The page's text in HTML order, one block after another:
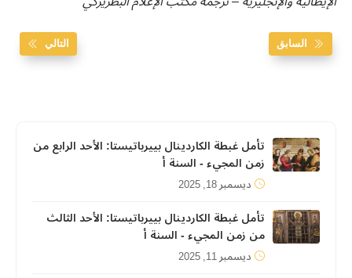
السابق التالي
تأمل غبطة الكاردينال بييرباتيستا: الأحد الرابع من
زمن المجيء - السنة أ
ديسمبر 18, 2025
تأمل غبطة الكاردينال بييرباتيستا: الأحد الثالث
من زمن المجيء - السنة أ
ديسمبر 11, 2025